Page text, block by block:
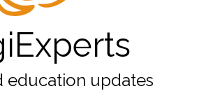
education updates